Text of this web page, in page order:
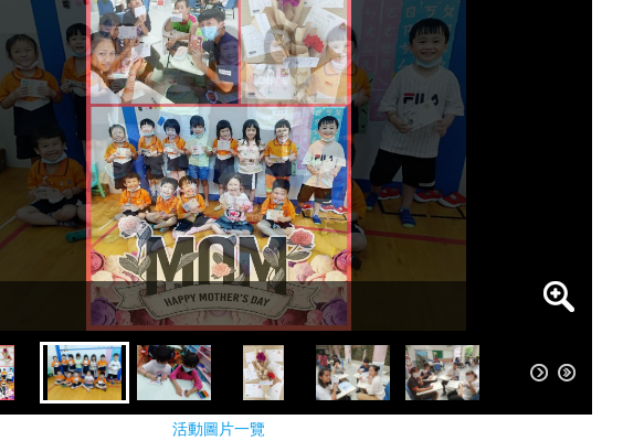
活動圖片一覽